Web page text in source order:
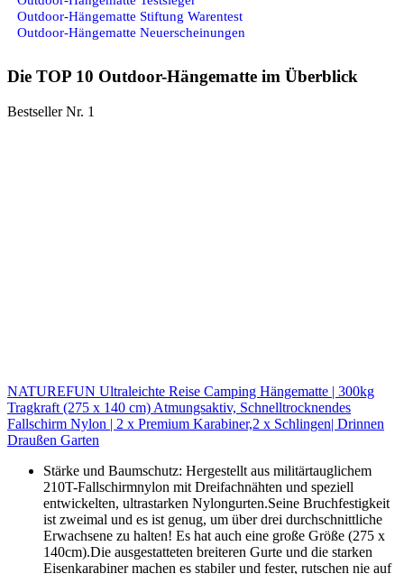
Outdoor-Hängematte Stiftung Warentest
Outdoor-Hängematte Neuerscheinungen
Die TOP 10 Outdoor-Hängematte im Überblick
Bestseller Nr. 1
NATUREFUN Ultraleichte Reise Camping Hängematte | 300kg
Tragkraft (275 x 140 cm) Atmungsaktiv, Schnelltrocknendes
Fallschirm Nylon | 2 x Premium Karabiner,2 x Schlingen| Drinnen
Draußen Garten
Stärke und Baumschutz: Hergestellt aus militärtauglichem
210T-Fallschirmnylon mit Dreifachnähten und speziell
entwickelten, ultrastarken Nylongurten.Seine Bruchfestigkeit
ist zweimal und es ist genug, um über drei durchschnittliche
Erwachsene zu halten! Es hat auch eine große Größe (275 x
140cm).Die ausgestatteten breiteren Gurte und die starken
Eisenkarabiner machen es stabiler und fester, rutschen nie auf